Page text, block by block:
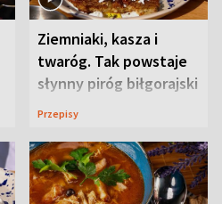
Ziemniaki, kasza i
twaróg. Tak powstaje
słynny piróg biłgorajski
Przepisy